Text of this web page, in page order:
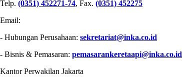
Telp. (0351) 452271-74, Fax. (0351) 452275
Email:
- Hubungan Perusahaan: sekretariat@inka.co.id
- Bisnis & Pemasaran: pemasarankeretaapi@inka.co.id
Kantor Perwakilan Jakarta